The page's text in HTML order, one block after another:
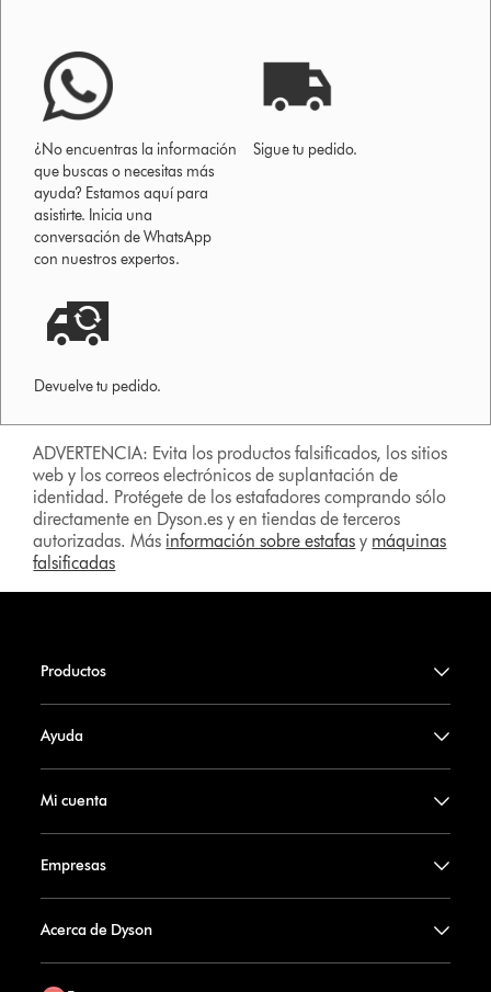
¿No encuentras la información
que buscas o necesitas más
ayuda? Estamos aquí para
asistirte. Inicia una
conversación de WhatsApp
con nuestros expertos.
Sigue tu pedido.
Devuelve tu pedido.
ADVERTENCIA: Evita los productos falsificados, los sitios
web y los correos electrónicos de suplantación de
identidad. Protégete de los estafadores comprando sólo
directamente en Dyson.es y en tiendas de terceros
autorizadas. Más información sobre estafas y máquinas
falsificadas
Productos
Ayuda
Mi cuenta
Empresas
Acerca de Dyson